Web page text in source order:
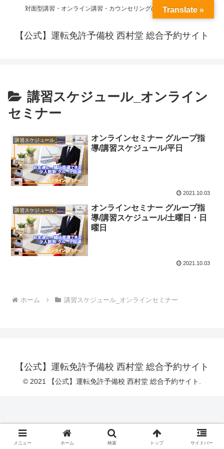
対面型講習・オンライン講習・カウンセリングの予約ができます
【公式】運転免許予備校 西村堂 総合予約サイト
講習スケジュール_オンライン
セミナー
講習スケジュール_オンラインセミナー
オンラインセミナー グループ指
導/講習スケジュール/平日
2021.10.03
講習スケジュール_オンラインセミナー
オンラインセミナー グループ指
導/講習スケジュール/土曜日・日
曜日
2021.10.03
ホーム 講習スケジュール_オンラインセミナー
【公式】運転免許予備校 西村堂 総合予約サイト
© 2021 【公式】運転免許予備校 西村堂 総合予約サイト.
メニュー ホーム 検索 トップ サイドバー
Translate »